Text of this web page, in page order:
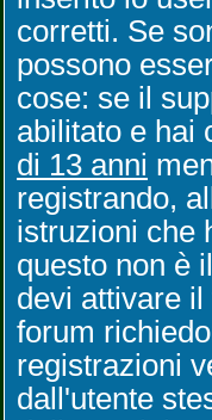
corretti. Se
possono
cose: se il
abilitato e hai
di 13 anni
registrando,
istruzioni che
questo non è
devi attivare
forum
registrazioni
dall'utente